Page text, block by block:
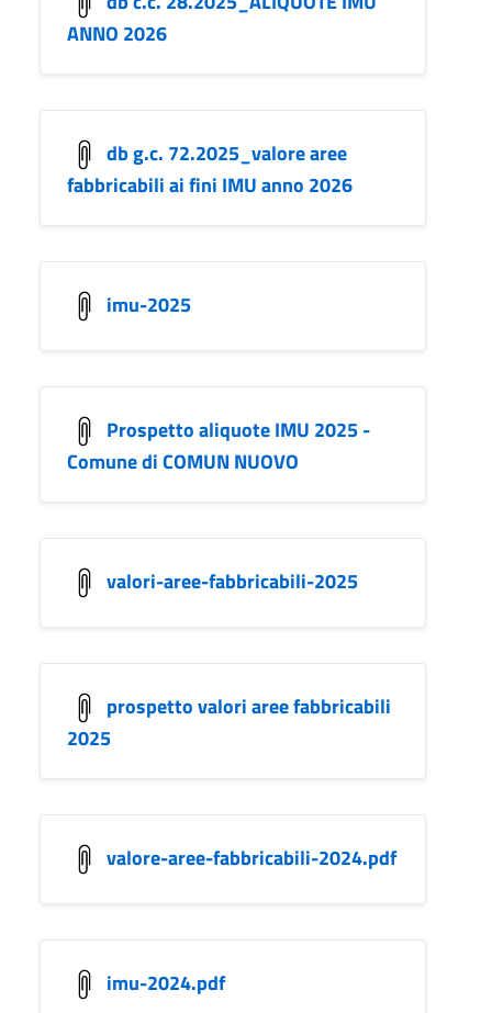
ANNO 2026
db g.c. 72.2025_valore aree
fabbricabili ai fini IMU anno 2026
imu-2025
Prospetto aliquote IMU 2025 -
Comune di COMUN NUOVO
valori-aree-fabbricabili-2025
prospetto valori aree fabbricabili
2025
valore-aree-fabbricabili-2024.pdf
imu-2024.pdf